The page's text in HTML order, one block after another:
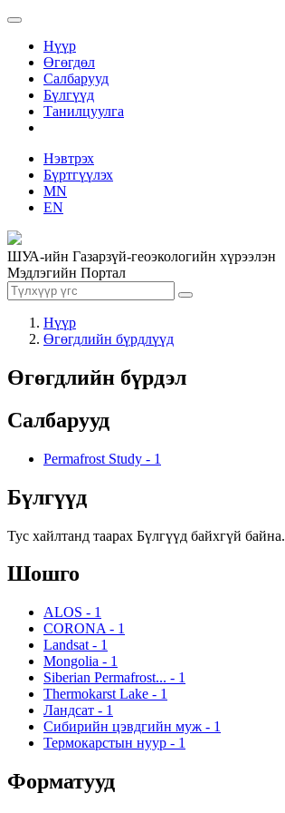
Нүүр
Өгөгдөл
Салбарууд
Бүлгүүд
Танилцуулга
Нэвтрэх
Бүртгүүлэх
MN
EN
ШУА-ийн Газарзүй-геоэкологийн хүрээлэн
Мэдлэгийн Портал
Нүүр
Өгөгдлийн бүрдлүүд
Өгөгдлийн бүрдэл
Салбарууд
Permafrost Study - 1
Бүлгүүд
Тус хайлтанд таарах Бүлгүүд байхгүй байна.
Шошго
ALOS - 1
CORONA - 1
Landsat - 1
Mongolia - 1
Siberian Permafrost... - 1
Thermokarst Lake - 1
Ландсат - 1
Сибирийн цэвдгийн муж - 1
Термокарстын нуур - 1
Форматууд